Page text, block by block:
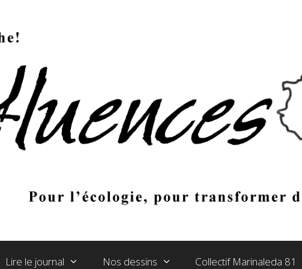
Lire le journal Nos dessins Collectif Marinaleda 81